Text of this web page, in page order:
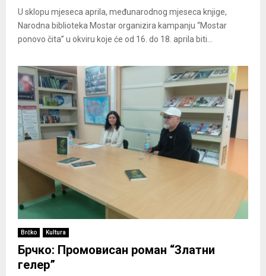
U sklopu mjeseca aprila, međunarodnog mjeseca knjige,
Narodna biblioteka Mostar organizira kampanju “Mostar
ponovo čita” u okviru koje će od 16. do 18. aprila biti...
Brčko Kultura
Брчко: Промовисан роман “Златни
гелер”